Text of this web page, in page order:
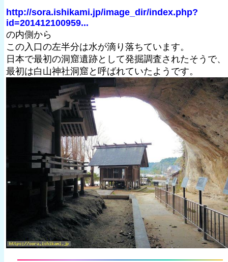
http://sora.ishikami.jp/image_dir/index.php?
id=201412100959...
の内側から
この入口の左半分は水が滴り落ちています。
日本で最初の洞窟遺跡として発掘調査されたそうで、
最初は白山神社洞窟と呼ばれていたようです。